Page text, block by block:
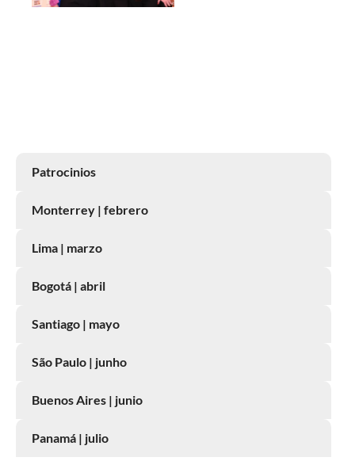
Patrocinios
Monterrey | febrero
Lima | marzo
Bogotá | abril
Santiago | mayo
São Paulo | junho
Buenos Aires | junio
Panamá | julio